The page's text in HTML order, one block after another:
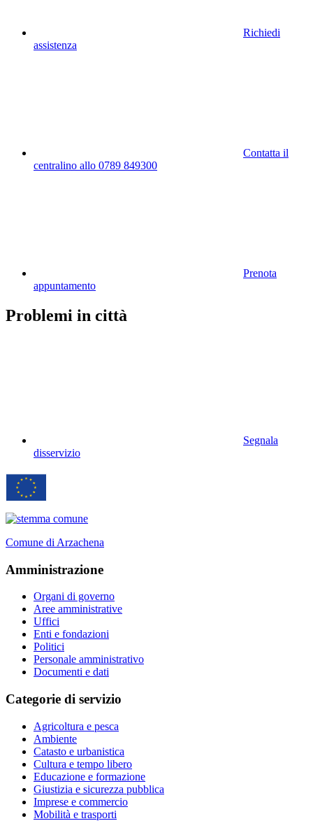
Richiedi
assistenza
Contatta il
centralino allo 0789 849300
Prenota
appuntamento
Problemi in città
Segnala
disservizio
Comune di Arzachena
Amministrazione
Organi di governo
Aree amministrative
Uffici
Enti e fondazioni
Politici
Personale amministrativo
Documenti e dati
Categorie di servizio
Agricoltura e pesca
Ambiente
Catasto e urbanistica
Cultura e tempo libero
Educazione e formazione
Giustizia e sicurezza pubblica
Imprese e commercio
Mobilità e trasporti